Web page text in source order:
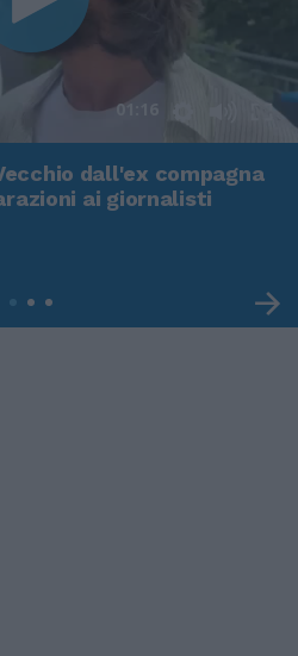
01:16
dall'ex compagna
ai giornalisti